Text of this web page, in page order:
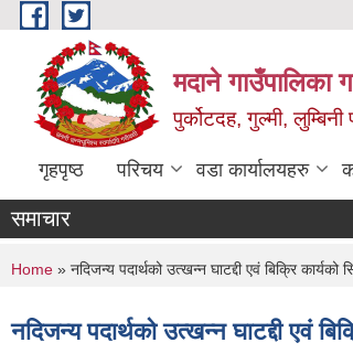
Skip to main content
मदाने गाउँपालिका
पुर्कोटदह, गुल्मी,
गृहपृष्ठ परिचय वडा कार्यालयहरु
समाचार
You are here
Home » नदिजन्य पदार्थको उत्खन्न घाटद्दी एवं बिक्रि
नदिजन्य पदार्थको उत्खन्न घाटद्दी एवं